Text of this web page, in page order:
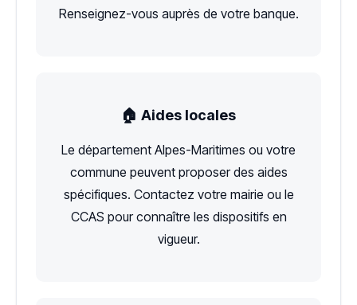
Renseignez-vous auprès de votre banque.
🏠 Aides locales
Le département Alpes-Maritimes ou votre
commune peuvent proposer des aides
spécifiques. Contactez votre mairie ou le
CCAS pour connaître les dispositifs en
vigueur.